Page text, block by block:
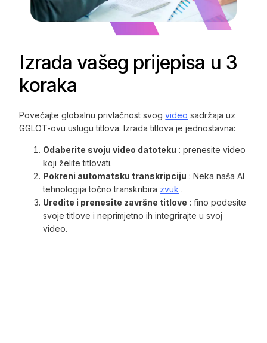
Izrada vašeg prijepisa u 3
koraka
Povećajte globalnu privlačnost svogvideo sadržaja uz
GGLOT-ovu uslugu titlova. Izrada titlova je jednostavna:
Odaberite svoju video datoteku : prenesite video
koji želite titlovati.
Pokreni automatsku transkripciju : Neka naša AI
tehnologija točno transkribira zvuk .
Uredite i prenesite završne titlove : fino podesite
svoje titlove i neprimjetno ih integrirajte u svoj
video.